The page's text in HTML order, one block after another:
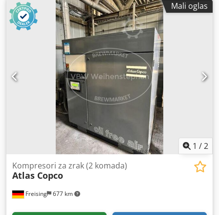
Mali oglas
1 /2
Freising 677 km
Kompresori za zrak (2 komada)
Atlas Copco